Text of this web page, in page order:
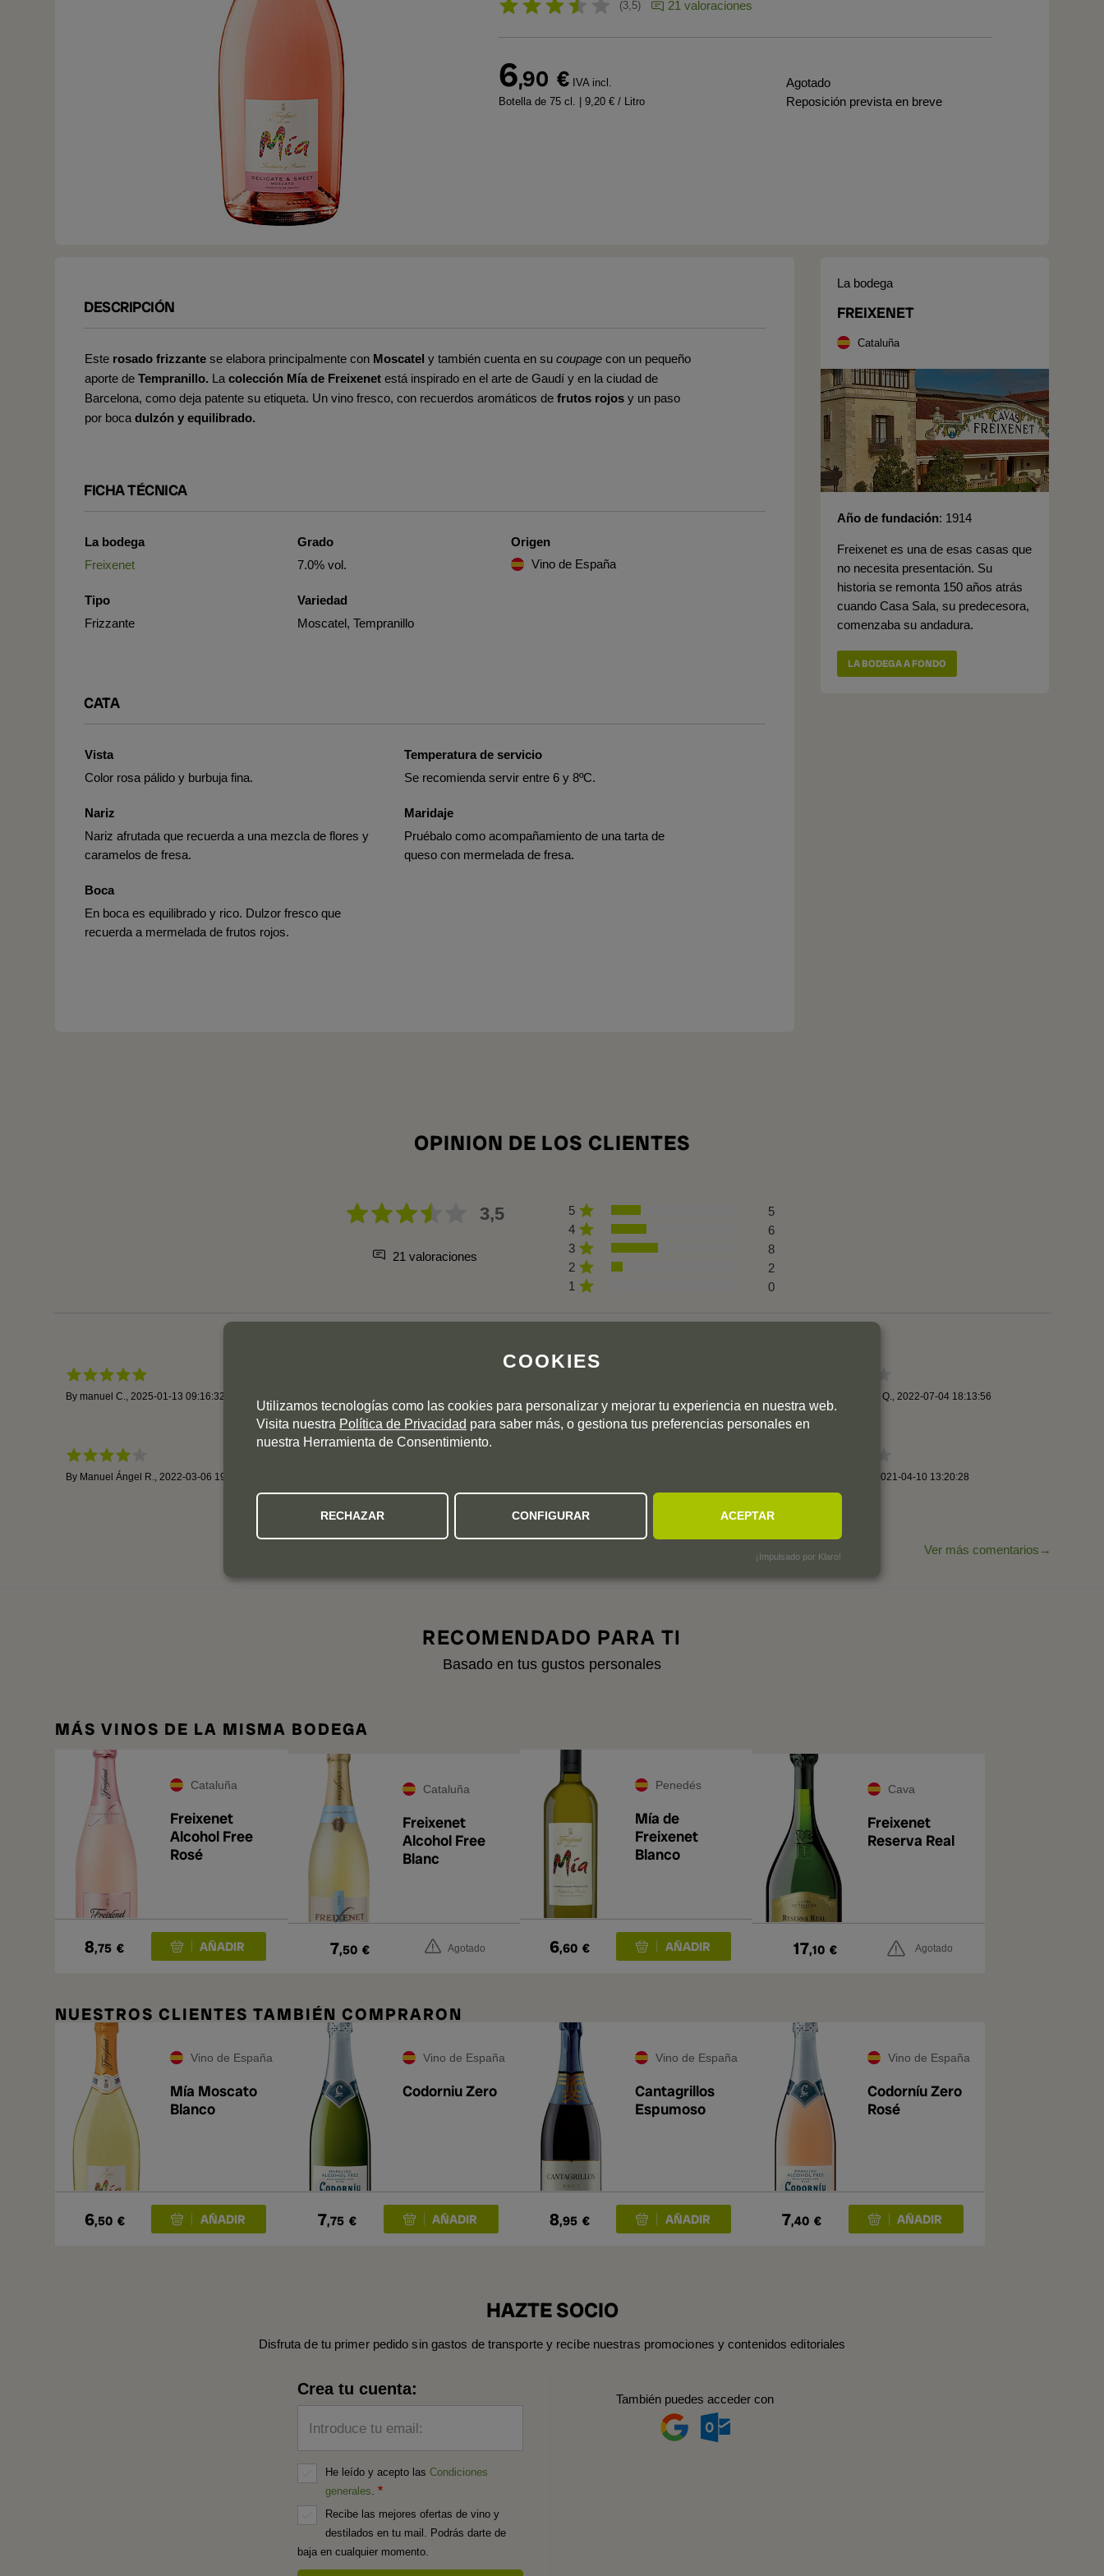
3,5 21 valoraciones
6,90 € IVA incl.
Botella de 75 cl. | 9,20 € / Litro
Agotado
Reposición prevista en breve
DESCRIPCIÓN
Este rosado frizzante se elabora principalmente con Moscatel y también cuenta en su coupage con un pequeño
aporte de Tempranillo. La colección Mía de Freixenet está inspirado en el arte de Gaudí y en la ciudad de
Barcelona, como deja patente su etiqueta. Un vino fresco, con recuerdos aromáticos de frutos rojos y un paso
por boca dulzón y equilibrado.
FICHA TÉCNICA
La bodega
Freixenet
Tipo
Frizzante
Grado
7.0% vol.
Variedad
Moscatel, Tempranillo
Origen
Vino de España
CATA
Vista
Color rosa pálido y burbuja fina.
Nariz
Nariz afrutada que recuerda a una mezcla de flores y
caramelos de fresa.
Boca
En boca es equilibrado y rico. Dulzor fresco que
recuerda a mermelada de frutos rojos.
Temperatura de servicio
Se recomienda servir entre 6 y 8ºC.
Maridaje
Pruébalo como acompañamiento de una tarta de
queso con mermelada de fresa.
La bodega
FREIXENET
Cataluña
Año de fundación 1914
Freixenet es una de esas casas que
no necesita presentación. Su
historia se remonta 150 años atrás
cuando Casa Sala, su predecesora,
comenzaba su andadura.
LA BODEGA A FONDO
OPINION DE LOS CLIENTES
3,5
21 valoraciones
5
5
4
6
3
8
2
2
1
0
By manuel C., 2025-01-13 09:16:32 juan antonio Q., 2022-07-04 18:13:56
By Manuel Ángel R., 2022-03-06 19:09:28
ByJulie R.,2021-05-13 22:17:20
2021-04-10 13:20:28
Ver más comentarios
RECOMENDADO PARA TI
Basado en tus gustos personales
MÁS VINOS DE LA MISMA BODEGA
Cataluña
Freixenet
Alcohol Free
Rosé
8,75 €
Cataluña
Freixenet
Alcohol Free
Blanc
7,50 € Agotado
Penedés
Mía de
Freixenet
Blanco
6,60 €
Cava
Freixenet
Reserva Real
17,10 € Agotado
NUESTROS CLIENTES TAMBIÉN COMPRARON
Vino de España
Mía Moscato
Blanco
6,50 €
Vino de España
Codorniu Zero
7,75 €
Vino de España
Cantagrillos
Espumoso
8,95 €
Vino de España
Codorníu Zero
Rosé
7,40 €
HAZTE SOCIO
Disfruta de tu primer pedido sin gastos de transporte y recibe nuestras promociones y contenidos editoriales
Crea tu cuenta:
Introduce tu email:
He leído y acepto las Condiciones
generales.
Recibe las mejores ofertas de vino y
destilados en tu mail. Podrás darte de
baja en cualquier momento.
También puedes acceder con
COOKIES
Utilizamos tecnologías como las cookies para personalizar y mejorar tu experiencia en nuestra web.
Visita nuestra Política de Privacidad para saber más, o gestiona tus preferencias personales en
nuestra Herramienta de Consentimiento.
RECHAZAR CONFIGURAR ACEPTAR
¡Impulsado por Klaro!